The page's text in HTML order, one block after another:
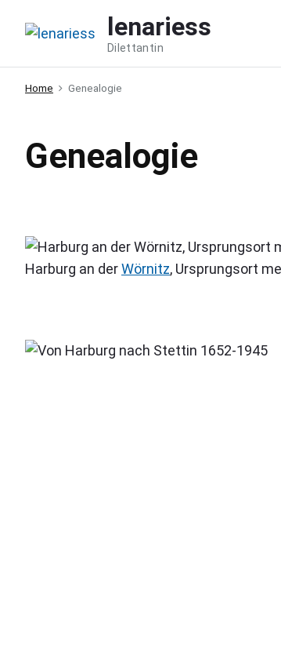
lenariess
Dilettantin
Home Genealogie
Genealogie
Harburg an derWörnitz, Ursprungsort